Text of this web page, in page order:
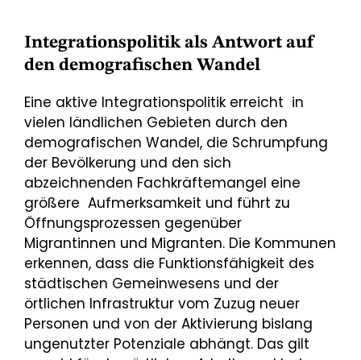
Integrationspolitik als Antwort auf
den demografischen Wandel
Eine aktive Integrationspolitik erreicht in
vielen ländlichen Gebieten durch den
demografischen Wandel, die Schrumpfung
der Bevölkerung und den sich
abzeichnenden Fachkräftemangel eine
größere Aufmerksamkeit und führt zu
Öffnungsprozessen gegenüber
Migrantinnen und Migranten. Die Kommunen
erkennen, dass die Funktionsfähigkeit des
städtischen Gemeinwesens und der
örtlichen Infrastruktur vom Zuzug neuer
Personen und von der Aktivierung bislang
ungenutzter Potenziale abhängt. Das gilt